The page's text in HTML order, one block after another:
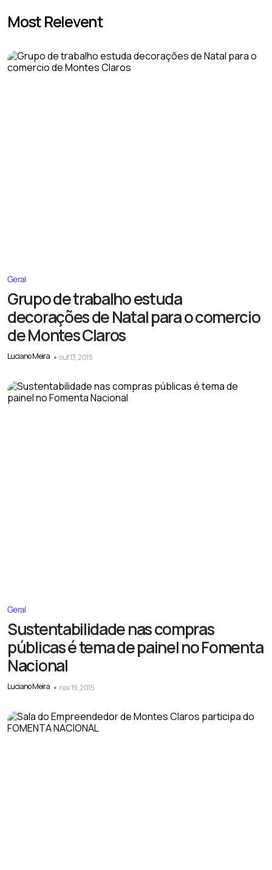
Most Relevent
Geral
Grupo de trabalho estuda
decorações de Natal para o comercio
de Montes Claros
Luciano Meira out 13, 2015
Geral
Sustentabilidade nas compras
públicas é tema de painel no Fomenta
Nacional
Luciano Meira nov 19, 2015